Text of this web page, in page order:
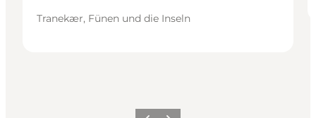
Tranekær, Fünen und die Inseln